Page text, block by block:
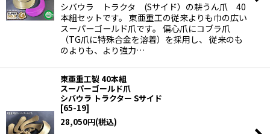
シバウラ トラクタ (Sサイド）の耕うん爪 40
本組セットです。 東亜重工の従来よりも巾の広い
スーパーゴールド爪です。 偏心爪にコブラ爪
（TG爪に特殊合金を溶着）を採用し、 従来のも
のよりも、より強力…
東亜重工製 40本組
スーパーゴールド爪
シバウラ トラクター Sサイド
[65-19]
28,050円(税込)